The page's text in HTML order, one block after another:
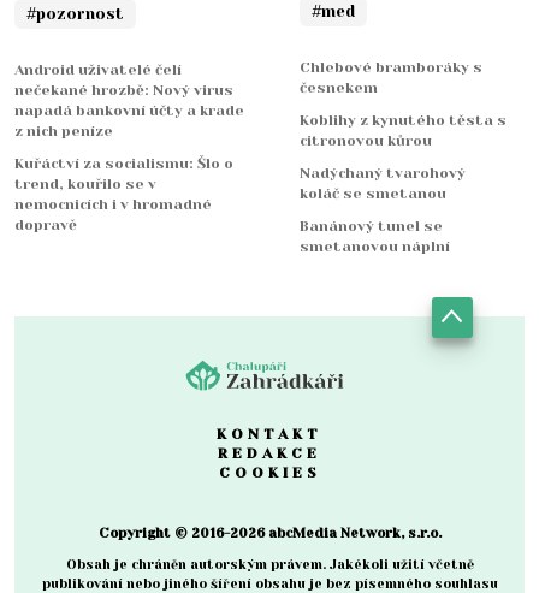
#pozornost
Android uživatelé čelí
nečekané hrozbě: Nový virus
napadá bankovní účty a krade
z nich peníze
Kuřáctví za socialismu: Šlo o
trend, kouřilo se v
nemocnicích i v hromadné
dopravě
#med
Chlebové bramboráky s
česnekem
Koblihy z kynutého těsta s
citronovou kůrou
Nadýchaný tvarohový
koláč se smetanou
Banánový tunel se
smetanovou náplní
KONTAKT
REDAKCE
COOKIES
Copyright © 2016-2026 abcMedia Network, s.r.o.
Obsah je chráněn autorským právem. Jakékoli užití včetně
publikování nebo jiného šíření obsahu je bez písemného souhlasu